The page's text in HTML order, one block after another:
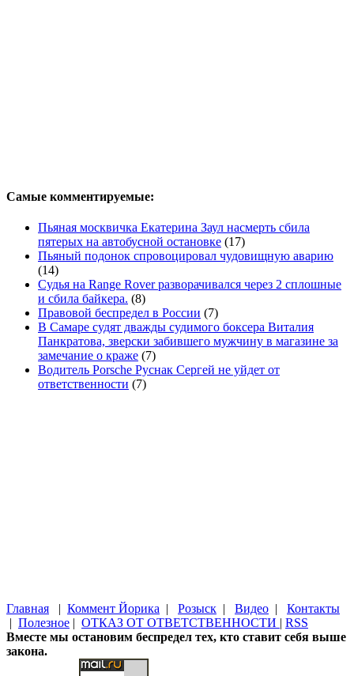
Самые комментируемые:
Пьяная москвичка Екатерина Заул насмерть сбила
пятерых на автобусной остановке (17)
Пьяный подонок спровоцировал чудовищную аварию
(14)
Судья на Range Rover разворачивался через 2 сплошные
и сбила байкера. (8)
Правовой беспредел в России (7)
В Самаре судят дважды судимого боксера Виталия
Панкратова, зверски забившего мужчину в магазине за
замечание о краже (7)
Водитель Porsche Руснак Сергей не уйдет от
ответственности (7)
Главная | Коммент Йорика | Розыск | Видео | Контакты
| Полезное | ОТКАЗ ОТ ОТВЕТСТВЕННОСТИ | RSS
Вместе мы остановим беспредел тех, кто ставит себя выше
закона.